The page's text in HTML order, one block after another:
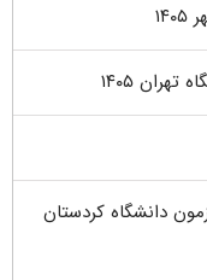
۱۴۰۵
دانشگاه کردستان